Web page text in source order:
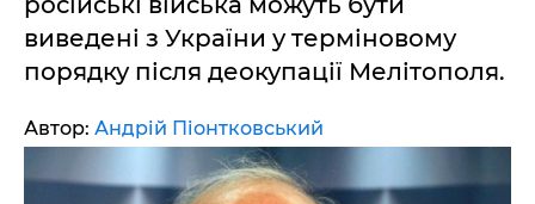
виведені з України у терміновому
порядку після деокупації Мелітополя.
Автор: Андрій Піонтковський